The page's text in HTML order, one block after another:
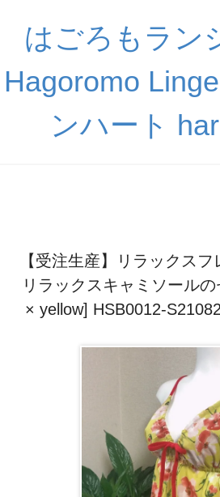
はごろもラン
Hagoromo
ンハート
【受注生産】リラックス
リラックスキャミソール
× yellow] HSB0012-